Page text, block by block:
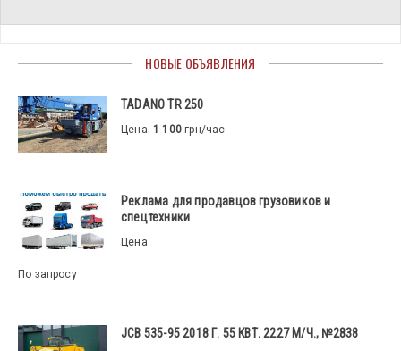
НОВЫЕ ОБЪЯВЛЕНИЯ
TADANO TR 250
Цена:1 100 грн/час
Реклама для продавцов грузовиков и
спецтехники
Цена:
По запросу
JCB 535-95 2018 Г. 55 КВТ. 2227 М/Ч., №2838